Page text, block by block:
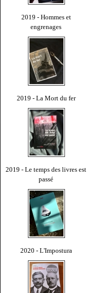
2019 - Hommes et
engrenages
2019 - La Mort du fer
2019 - Le temps des livres est
passé
2020 - L'Impostura